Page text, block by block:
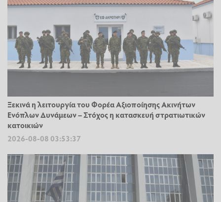
Ξεκινά η λειτουργία του Φορέα Αξιοποίησης Ακινήτων
Ενόπλων Δυνάμεων – Στόχος η κατασκευή στρατιωτικών
κατοικιών
2026-08-08 03:53:37